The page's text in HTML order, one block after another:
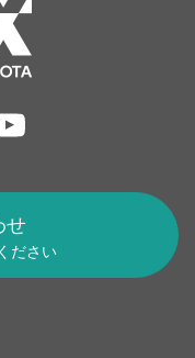
せ
ださい